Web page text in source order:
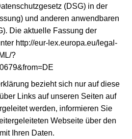
(DSG) in der
und anderen anwendbaren
Die aktuelle Fassung der
http://eur-lex.europa.eu/legal-
?
bezieht sich nur auf diese
Links auf unseren Seiten auf
werden, informieren Sie
Webseite über den
Ihren Daten.